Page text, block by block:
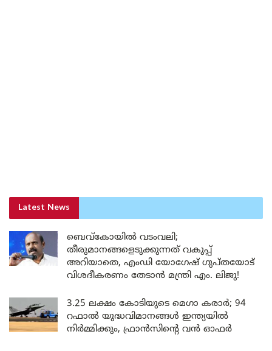
Latest News
ബെവ്കോയിൽ വടംവലി;
തീരുമാനങ്ങളെടുക്കുന്നത് വകുപ്പ്
അറിയാതെ, എംഡി യോഗേഷ് ഗുപ്തയോട്
വിശദീകരണം തേടാൻ മന്ത്രി എം. ലിജു!
3.25 ലക്ഷം കോടിയുടെ മെഗാ കരാർ; 94
റഫാൽ യുദ്ധവിമാനങ്ങൾ ഇന്ത്യയിൽ
നിർമ്മിക്കും, ഫ്രാൻസിന്റെ വൻ ഓഫർ